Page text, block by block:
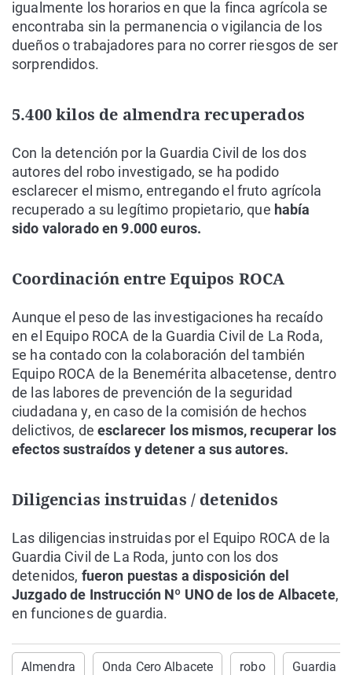
igualmente los horarios en que la finca agrícola se
encontraba sin la permanencia o vigilancia de los
dueños o trabajadores para no correr riesgos de ser
sorprendidos.
5.400 kilos de almendra recuperados
Con la detención por la Guardia Civil de los dos
autores del robo investigado, se ha podido
esclarecer el mismo, entregando el fruto agrícola
recuperado a su legítimo propietario, que había
sido valorado en 9.000 euros.
Coordinación entre Equipos ROCA
Aunque el peso de las investigaciones ha recaído
en el Equipo ROCA de la Guardia Civil de La Roda,
se ha contado con la colaboración del también
Equipo ROCA de la Benemérita albacetense, dentro
de las labores de prevención de la seguridad
ciudadana y, en caso de la comisión de hechos
delictivos, deesclarecer los mismos, recuperar los
efectos sustraídos y detener a sus autores.
Diligencias instruidas / detenidos
Las diligencias instruidas por el Equipo ROCA de la
Guardia Civil de La Roda, junto con los dos
detenidos, fueron puestas a disposición del
Juzgado de Instrucción Nº UNO de los de Albacete,
en funciones de guardia.
Almendra Onda Cero Albacete robo Guardia